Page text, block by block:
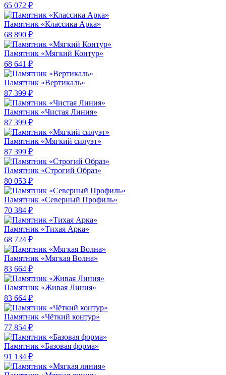
65 072 ₽
Памятник «Классика Арка»
68 890 ₽
Памятник «Мягкий Контур»
68 641 ₽
Памятник «Вертикаль»
87 399 ₽
Памятник «Чистая Линия»
87 399 ₽
Памятник «Мягкий силуэт»
87 399 ₽
Памятник «Строгий Образ»
80 053 ₽
Памятник «Северный Профиль»
70 384 ₽
Памятник «Тихая Арка»
68 724 ₽
Памятник «Мягкая Волна»
83 664 ₽
Памятник «Живая Линия»
83 664 ₽
Памятник «Чёткий контур»
77 854 ₽
Памятник «Базовая форма»
91 134 ₽